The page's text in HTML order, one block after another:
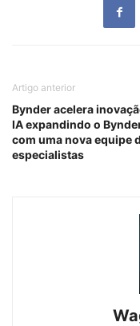
Artigo anterior
Bynder acelera
IA expandindo o
com uma nova equipe
especialistas